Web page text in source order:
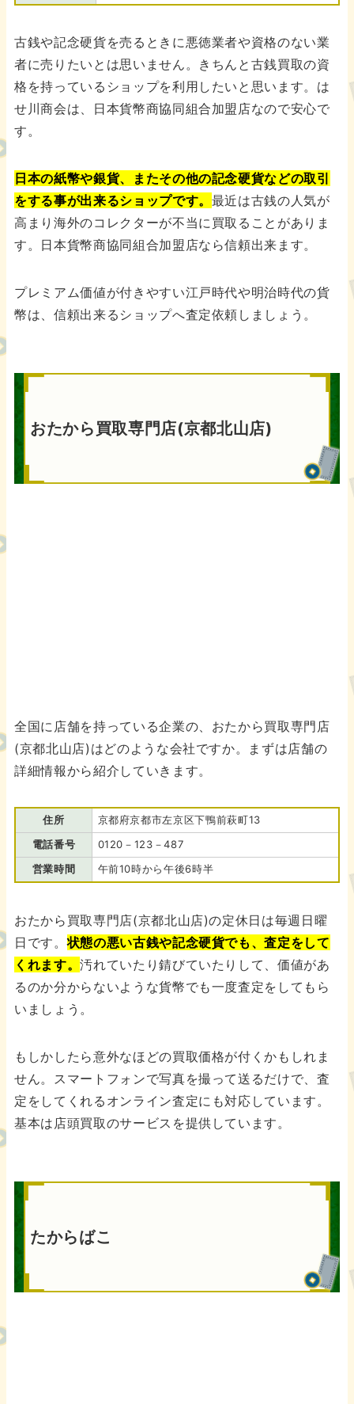
古銭や記念硬貨を売るときに悪徳業者や資格のない業
者に売りたいとは思いません。きちんと古銭買取の資
格を持っているショップを利用したいと思います。は
せ川商会は、日本貨幣商協同組合加盟店なので安心で
す。
日本の紙幣や銀貨、またその他の記念硬貨などの取引
をする事が出来るショップです。 最近は古銭の人気が
高まり海外のコレクターが不当に買取ることがありま
す。日本貨幣商協同組合加盟店なら信頼出来ます。
プレミアム価値が付きやすい江戸時代や明治時代の貨
幣は、信頼出来るショップへ査定依頼しましょう。
おたから買取専門店(京都北山店)
全国に店舗を持っている企業の、おたから買取専門店
(京都北山店)はどのような会社ですか。まずは店舗の
詳細情報から紹介していきます。
住所
京都府京都市左京区下鴨前萩町13
電話番号
0120－123－487
営業時間
午前10時から午後6時半
おたから買取専門店(京都北山店)の定休日は毎週日曜
日です。状態の悪い古銭や記念硬貨でも、査定をして
くれます。汚れていたり錆びていたりして、価値があ
るのか分からないような貨幣でも一度査定をしてもら
いましょう。
もしかしたら意外なほどの買取価格が付くかもしれま
せん。スマートフォンで写真を撮って送るだけで、査
定をしてくれるオンライン査定にも対応しています。
基本は店頭買取のサービスを提供しています。
たからばこ